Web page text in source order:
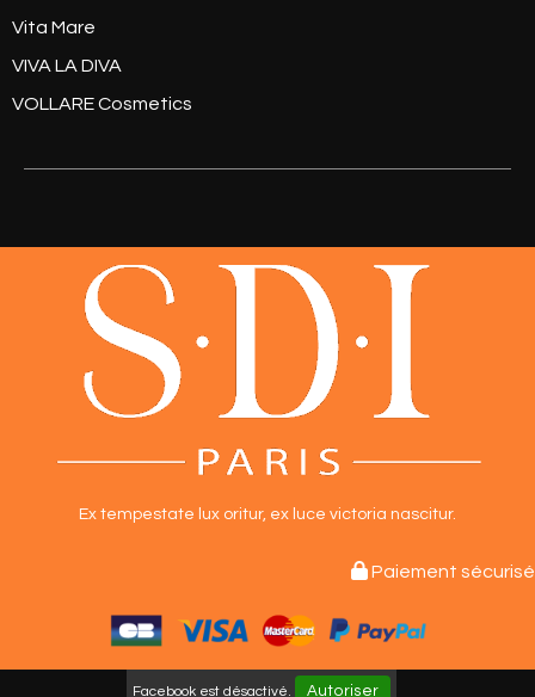
Vita Mare
VIVA LA DIVA
VOLLARE Cosmetics
Ex tempestate lux oritur, ex luce victoria nascitur.
Paiement sécurisé
Facebook est désactivé. Autoriser